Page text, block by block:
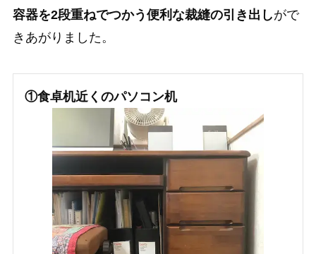
容器を2段重ねでつかう便利な裁縫の引き出しがで
きあがりました。
①食卓机近くのパソコン机